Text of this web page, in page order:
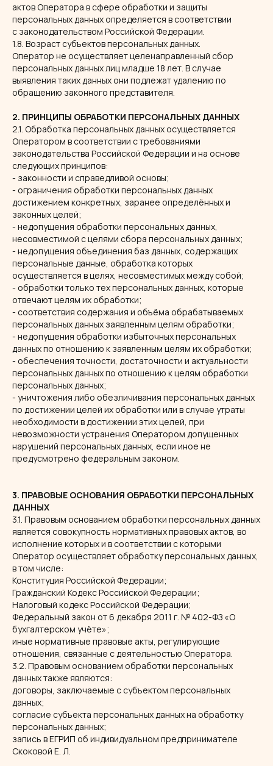
актов Оператора в сфере обработки и защиты
персональных данных определяется в соответствии
с законодательством Российской Федерации.
1.8. Возраст субъектов персональных данных.
Оператор не осуществляет целенаправленный сбор
персональных данных лиц младше 18 лет. В случае
выявления таких данных они подлежат удалению по
обращению законного представителя.
2. ПРИНЦИПЫ ОБРАБОТКИ ПЕРСОНАЛЬНЫХ ДАННЫХ
2.1. Обработка персональных данных осуществляется
Оператором в соответствии с требованиями
законодательства Российской Федерации и на основе
следующих принципов:
- законности и справедливой основы;
- ограничения обработки персональных данных
достижением конкретных, заранее определённых и
законных целей;
- недопущения обработки персональных данных,
несовместимой с целями сбора персональных данных;
- недопущения объединения баз данных, содержащих
персональные данные, обработка которых
осуществляется в целях, несовместимых между собой;
- обработки только тех персональных данных, которые
отвечают целям их обработки;
- соответствия содержания и объёма обрабатываемых
персональных данных заявленным целям обработки;
- недопущения обработки избыточных персональных
данных по отношению к заявленным целям их обработки;
- обеспечения точности, достаточности и актуальности
персональных данных по отношению к целям обработки
персональных данных;
- уничтожения либо обезличивания персональных данных
по достижении целей их обработки или в случае утраты
необходимости в достижении этих целей, при
невозможности устранения Оператором допущенных
нарушений персональных данных, если иное не
предусмотрено федеральным законом.
3. ПРАВОВЫЕ ОСНОВАНИЯ ОБРАБОТКИ ПЕРСОНАЛЬНЫХ
ДАННЫХ
3.1. Правовым основанием обработки персональных данных
является совокупность нормативных правовых актов, во
исполнение которых и в соответствии с которыми
Оператор осуществляет обработку персональных данных,
в том числе:
Конституция Российской Федерации;
Гражданский Кодекс Российской Федерации;
Налоговый кодекс Российской Федерации;
Федеральный закон от 6 декабря 2011 г. № 402-ФЗ «О
бухгалтерском учёте»;
иные нормативные правовые акты, регулирующие
отношения, связанные с деятельностью Оператора.
3.2. Правовым основанием обработки персональных
данных также являются:
договоры, заключаемые с субъектом персональных
данных;
согласие субъекта персональных данных на обработку
персональных данных;
запись в ЕГРИП об индивидуальном предпринимателе
Скоковой Е. Л.